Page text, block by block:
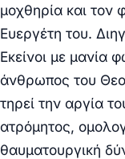
μοχθηρία και τον
Ευεργέτη του.
Εκείνοι με μανία
άνθρωπος του
τηρεί την αργία
ατρόμητος,
θαυματουργική